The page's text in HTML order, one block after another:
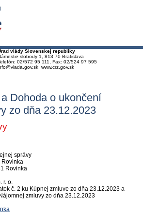
vlády Slovenskej republiky
slobody 1, 813 70 Bratislava
02/572 95 111, Fax: 02/524 97 595
www.crz.gov.sk
Dohoda o ukončení
zo dňa 23.12.2023
správy
Rovinka
Rovinka
r. o.
č. 2 ku Kúpnej zmluve zo dňa 23.12.2023 a
zmluvy zo dňa 23.12.2023